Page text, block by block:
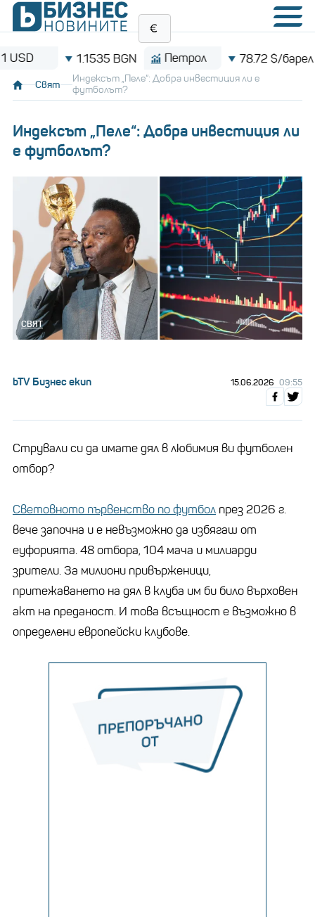
1.1535 BGN Петрол 78.72 $/барел
Свят
Индексът „Пеле“: Добра инвестиция ли е
футболът?
Индексът „Пеле“: Добра инвестиция ли
е футболът?
СВЯТ
bTV Бизнес екип 15.06.2026 09:55
Стрували си да имате дял в любимия ви футболен
отбор?
Световното първенство по футбол през 2026 г.
вече започна и е невъзможно да избягаш от
еуфорията. 48 отбора, 104 мача и милиарди
зрители. За милиони привърженици,
притежаването на дял в клуба им би било върховен
акт на преданост. И това всъщност е възможно в
определени европейски клубове.